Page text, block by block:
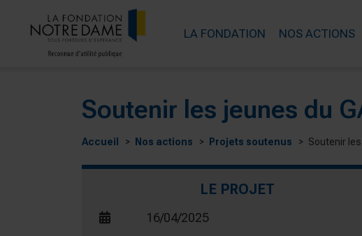
LA FONDATION NOS ACTIONS
Soutenir les jeunes du
Accueil Nos actions Projets soutenus Soutenir
LE PROJET
16/04/2025